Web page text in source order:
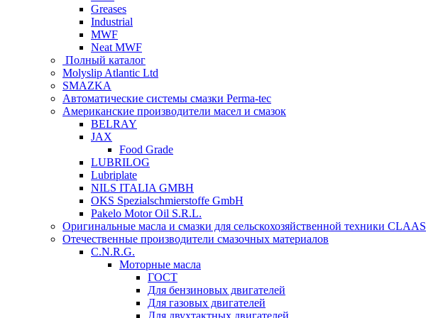
Greases
Industrial
MWF
Neat MWF
Полный каталог
Molyslip Atlantic Ltd
SMAZKA
Автоматические системы смазки Perma-tec
Американские производители масел и смазок
BELRAY
JAX
Food Grade
LUBRILOG
Lubriplate
NILS ITALIA GMBH
OKS Spezialschmierstoffe GmbH
Pakelo Motor Oil S.R.L.
Оригинальные масла и смазки для сельскохозяйственной техники CLAAS
Отечественные производители смазочных материалов
C.N.R.G.
Моторные масла
ГОСТ
Для бензиновых двигателей
Для газовых двигателей
Для двухтактных двигателей